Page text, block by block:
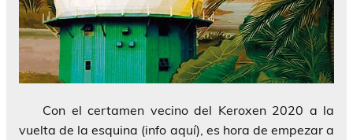
Con el certamen vecino del Keroxen 2020 a la
vuelta de la esquina (info aquí), es hora de empezar a